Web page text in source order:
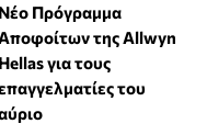
Νέο Πρόγραμμα
της Allwyn
Hellas για τους
του